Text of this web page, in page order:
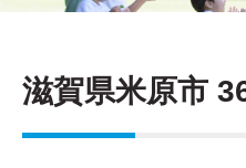
滋賀県米原市